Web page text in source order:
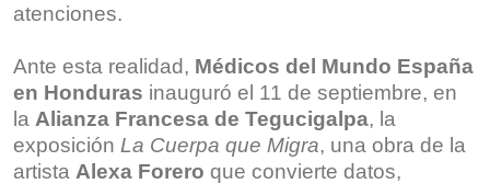
atenciones.
Ante esta realidad, Médicos del Mundo España
en Honduras inauguró el 11 de septiembre, en
la Alianza Francesa de Tegucigalpa, la
exposición La Cuerpa que Migra, una obra de la
artista Alexa Forero que convierte datos,